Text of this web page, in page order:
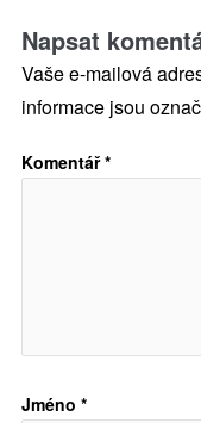
Napsat
Vaše e-mailová
informace jsou
Komentář*
Jméno *